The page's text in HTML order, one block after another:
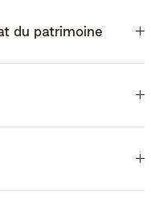
du patrimoine